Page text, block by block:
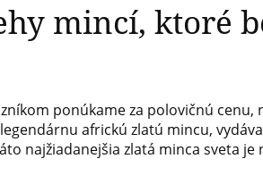
mincí, ktoré
ponúkame za polovičnú cenu,
africkú zlatú mincu,
najžiadanejšia zlatá minca sveta je